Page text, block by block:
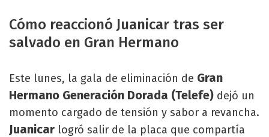
Cómo reaccionó Juanicar tras ser
salvado en Gran Hermano
Este lunes, la gala de eliminación de Gran
Hermano Generación Dorada (Telefe) dejó un
momento cargado de tensión y sabor a revancha.
Juanicar logró salir de la placa que compartía